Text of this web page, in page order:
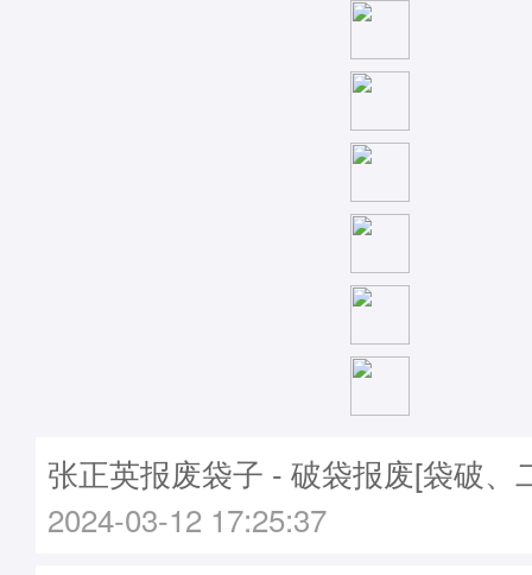
张正英报废袋子 - 破袋报废[袋破、
2024-03-12 17:25:37